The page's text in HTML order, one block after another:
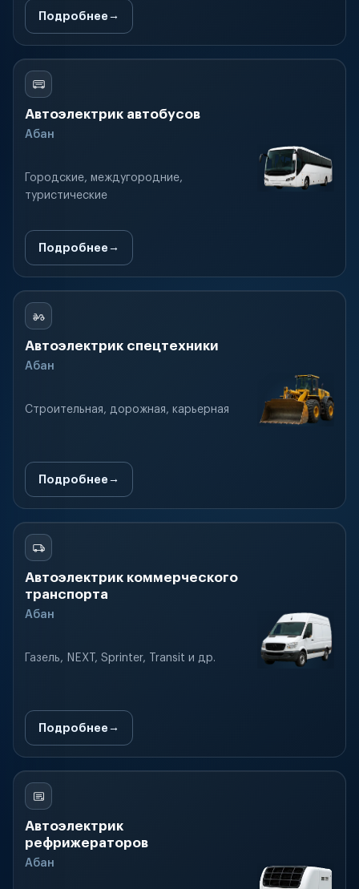
Подробнее
Автоэлектрик автобусов
Абан
Городские, междугородние,
туристические
Подробнее
Автоэлектрик спецтехники
Абан
Строительная, дорожная, карьерная
Подробнее
Автоэлектрик коммерческого
транспорта
Абан
Газель, NEXT, Sprinter, Transit и др.
Подробнее
Автоэлектрик
рефрижераторов
Абан